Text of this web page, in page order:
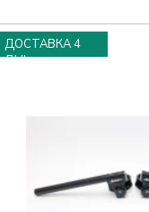
ДОСТАВКА 4
ДНІ